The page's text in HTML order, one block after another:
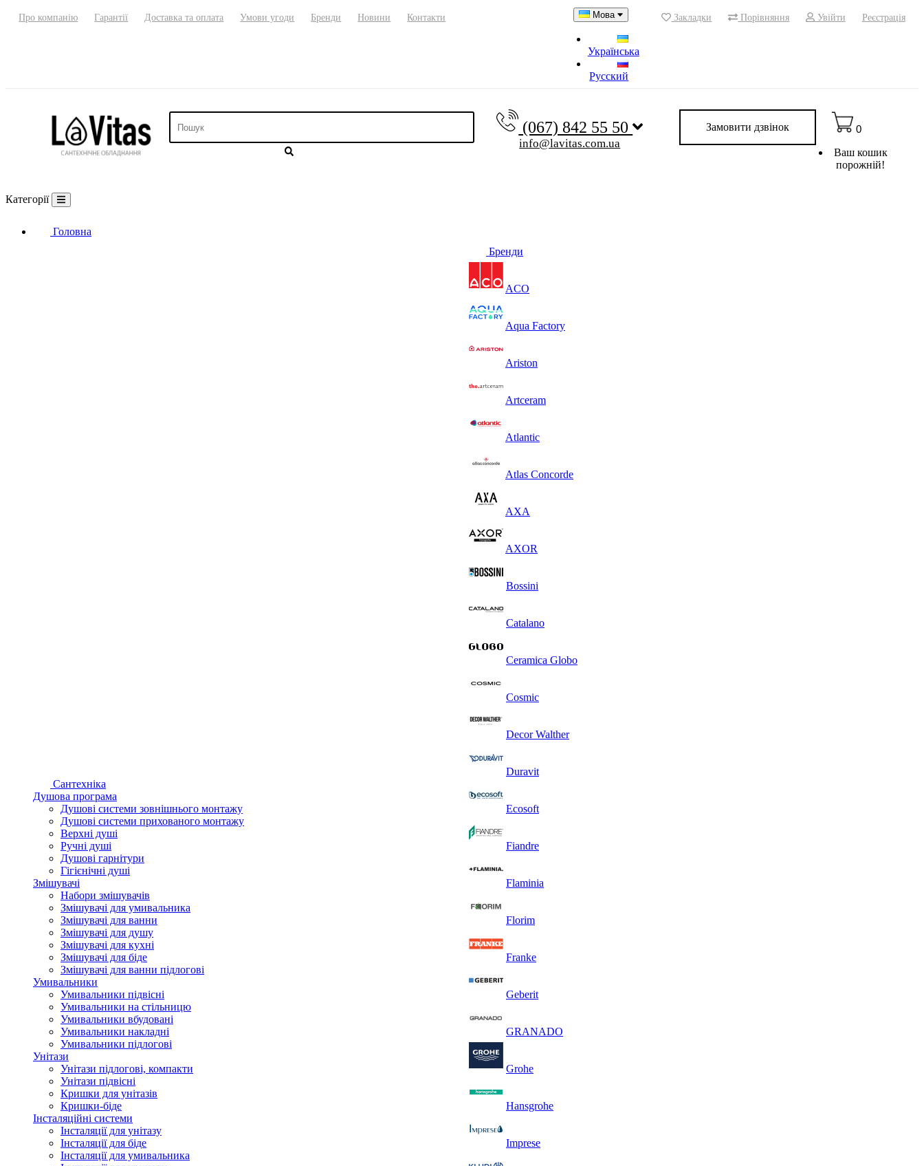
Про компанію Гарантії Доставка та оплата Умови угоди Бренди Новини Контакти Мова
Українська
Русский
Закладки Порівняння Увійти Реєстрація
(067) 842 55 50
info@lavitas.com.ua
Замовити дзвінок
0
Ваш кошик
порожній!
Категорії
Головна
Сантехніка
Душова програма
Душові системи зовнішнього монтажу
Душові системи прихованого монтажу
Верхні душі
Ручні душі
Душові гарнітури
Гігієнічні душі
Змішувачі
Набори змішувачів
Змішувачі для умивальника
Змішувачі для ванни
Змішувачі для душу
Змішувачі для кухні
Змішувачі для біде
Змішувачі для ванни підлогові
Умивальники
Умивальники підвісні
Умивальники на стільницю
Умивальники вбудовані
Умивальники накладні
Умивальники підлогові
Унітази
Унітази підлогові, компакти
Унітази підвісні
Кришки для унітазів
Кришки-біде
Інсталяційні системи
Інсталяції для унітазу
Інсталяції для біде
Інсталяції для умивальника
Бренди
ACO
Aqua Factory
Ariston
Artceram
Atlantic
Atlas Concorde
AXA
AXOR
Bossini
Catalano
Ceramica Globo
Cosmic
Decor Walther
Duravit
Ecosoft
Fiandre
Flaminia
Florim
Franke
Geberit
GRANADO
Grohe
Hansgrohe
Imprese